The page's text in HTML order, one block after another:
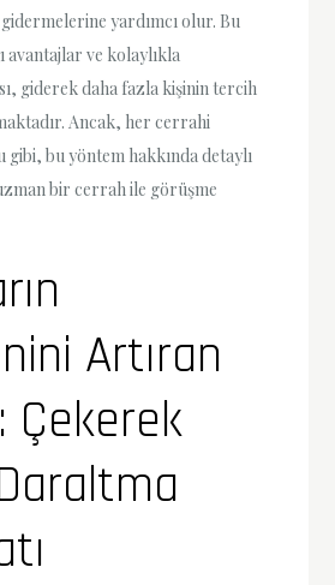
yardımcı olur. Bu
avantajlar ve kolaylıkla
giderek daha fazla kişinin tercih
Ancak, her cerrahi
gibi, bu yöntem hakkında detaylı
bir cerrah ile görüşme
Artıran
Çekerek